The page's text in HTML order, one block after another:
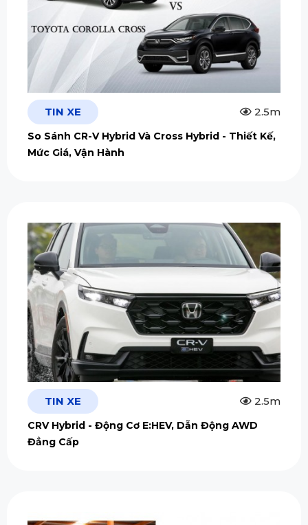
TIN XE 2.5m
So Sánh CR-V Hybrid Và Cross Hybrid - Thiết Kế,
Mức Giá, Vận Hành
TIN XE 2.5m
CRV Hybrid - Động Cơ E:HEV, Dẫn Động AWD
Đẳng Cấp